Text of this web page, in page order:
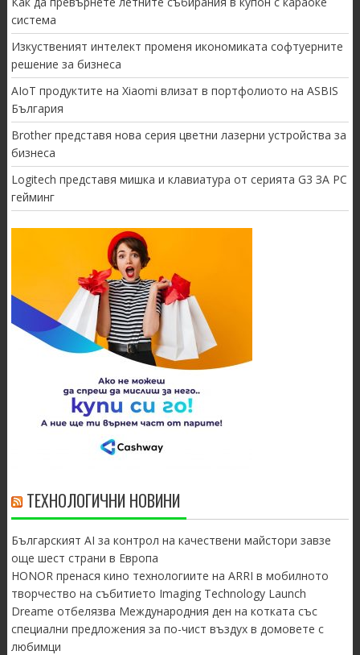
система
Изкуственият интелект променя икономиката софтуерните
решение за бизнеса
AIoT продуктите на Xiaomi влизат в портфолиото на ASBIS
България
Brother представя нова серия цветни лазерни устройства за
бизнеса
Logitech представя мишка и клавиатура от серията G3 ЗА PC
гейминг
ТЕХНОЛОГИЧНИ НОВИНИ
Българският AI за контрол на качествени майстори завзе
още шест страни в Европа
HONOR пренася кино технологиите на ARRI в мобилното
творчество на събитието Imaging Technology Launch
Dreame отбелязва Международния ден на котката със
специални предложения за по-чист въздух в домовете с
любимци